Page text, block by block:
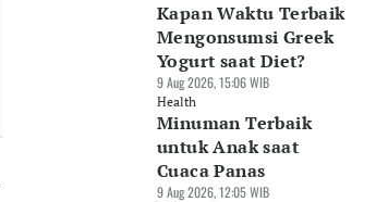
Kapan Waktu Terbaik
Mengonsumsi Greek
Yogurt saat Diet?
9 Aug 2026, 15:06 WIB
Health
Minuman Terbaik
untuk Anak saat
Cuaca Panas
9 Aug 2026, 12:05 WIB